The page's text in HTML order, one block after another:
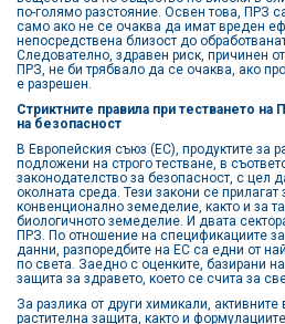
по-голямо разстояние. Освен това, ПРЗ
само ако не се очаква да имат вреден
непосредствена близост до
Следователно, здравен риск, причинен
ПРЗ, не би трябвало да се очаква, ако
е разрешен.
Стриктните правила при тестването на
на безопасност
В Европейския съюз (ЕС), продуктите за
подложени на строго тестване, в
законодателство за безопасност, с цел
околната среда. Тези закони се прилагат
конвенционално земеделие, както и за
биологичното земеделие. И двата
ПРЗ. По отношение на спецификациите
данни, разпоредбите на ЕС са едни от
по света. Заедно с оценките, базирани
защита за здравето, което се счита за
За разлика от други химикали,
растителна защита, както и